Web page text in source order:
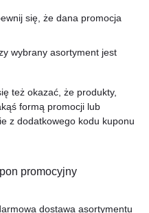
się, że dana promocja
wybrany asortyment jest
też okazać, że produkty,
formą promocji lub
z dodatkowego kodu kuponu
promocyjny
dostawa asortymentu